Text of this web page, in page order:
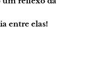
entre elas!